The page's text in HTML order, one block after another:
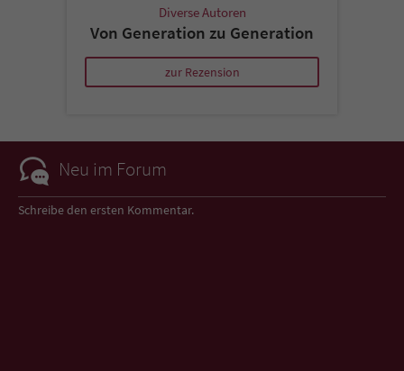
Diverse Autoren
Von Generation zu Generation
zur Rezension
Neu im Forum
Schreibe den ersten Kommentar.